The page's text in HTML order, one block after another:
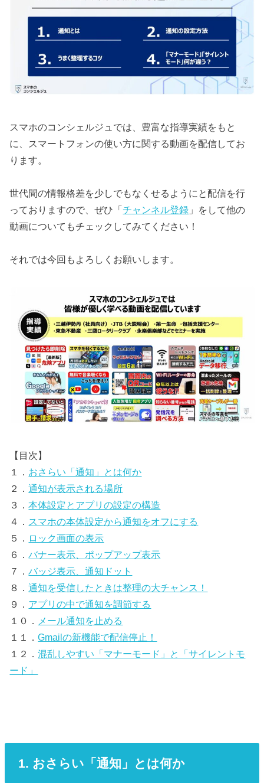
スマホのコンシェルジュでは、豊富な指導実績をもと
に、スマートフォンの使い方に関する動画を配信してお
ります。
世代間の情報格差を少しでもなくせるようにと配信を行
っておりますので、ぜひ「チャンネル登録 」をして他の
動画についてもチェックしてみてください！
それでは今回もよろしくお願いします。
【目次】
１． おさらい「通知」とは何か
２．通知が表示される場所
３．本体設定とアプリの設定の構造
４． スマホの本体設定から通知をオフにする
５． ロック画面の表示
６．バナー表示、ポップアップ表示
７．バッジ表示、通知ドット
８．通知を受信したときは整理の大チャンス！
９． アプリの中で通知を調節する
１０．
メール通知を止める
１１．Gmailの新機能で配信停止！
１２．混乱しやすい「マナーモード」と「サイレントモ
ード」
1. おさらい「通知」とは何か